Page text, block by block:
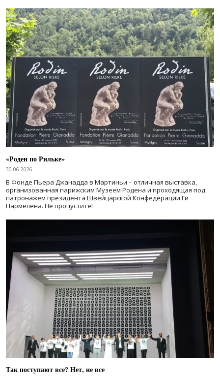
«Роден по Рильке»
30.06.2026
В Фонде Пьера Джанадда в Мартиньи – отличная выставка,
организованная парижским Музеем Родена и проходящая под
патронажем президента Швейцарской Конфедерации Ги
Пармелена. Не пропустите!
Так поступают все? Нет, не все